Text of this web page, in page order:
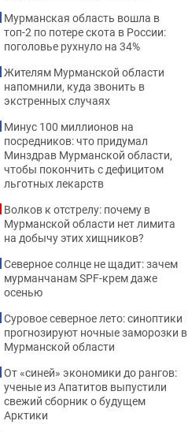
Мурманская область вошла в
топ-2 по потере скота в России:
поголовье рухнуло на 34%
Жителям Мурманской области
напомнили, куда звонить в
экстренных случаях
Минус 100 миллионов на
посредников: что придумал
Минздрав Мурманской области,
чтобы покончить с дефицитом
льготных лекарств
Волков к отстрелу: почему в
Мурманской области нет лимита
на добычу этих хищников?
Северное солнце не щадит: зачем
мурманчанам SPF-крем даже
осенью
Суровое северное лето: синоптики
прогнозируют ночные заморозки в
Мурманской области
От «синей» экономики до рангов:
ученые из Апатитов выпустили
свежий сборник о будущем
Арктики